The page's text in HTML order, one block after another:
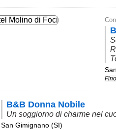
B&B Donna Nobile
Un soggiorno di charme nel
San Gimignano (SI)